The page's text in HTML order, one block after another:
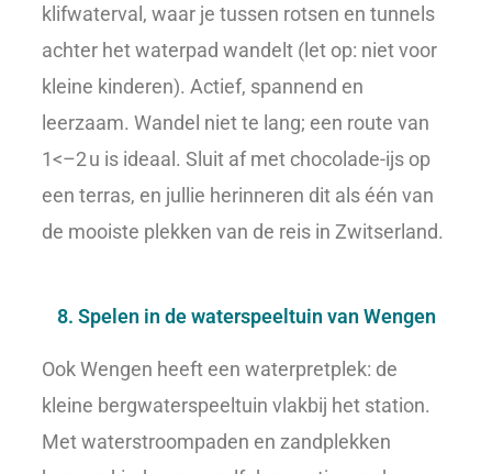
klifwaterval, waar je tussen rotsen en tunnels
achter het waterpad wandelt (let op: niet voor
kleine kinderen). Actief, spannend en
leerzaam. Wandel niet te lang; een route van
1<–2 u is ideaal. Sluit af met chocolade-ijs op
een terras, en jullie herinneren dit als één van
de mooiste plekken van de reis in Zwitserland.
8. Spelen in de waterspeeltuin van Wengen
Ook Wengen heeft een waterpretplek: de
kleine bergwaterspeeltuin vlakbij het station.
Met waterstroompaden en zandplekken